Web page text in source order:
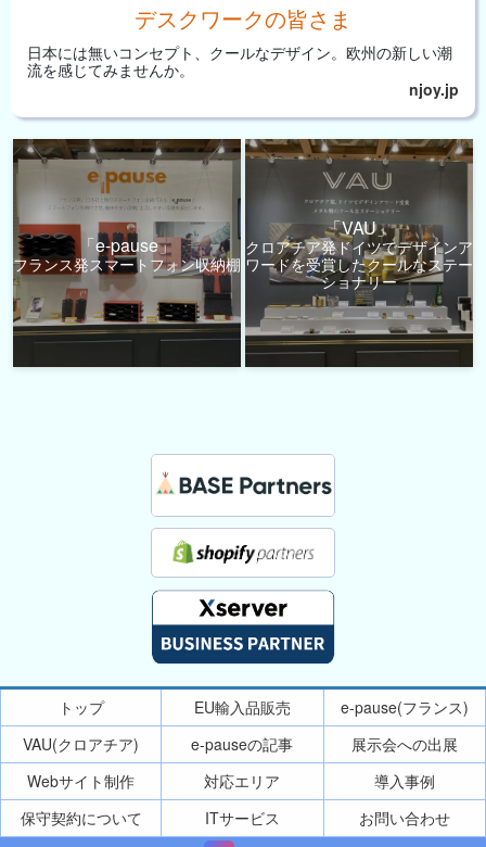
デスクワークの皆さま
日本には無いコンセプト、 クールなデザイン。 欧州の新しい潮
流を感じてみませんか。
njoy.jp
「e-pause」
フランス発スマートフォン収納棚
「VAU」
クロアチア発ドイツでデザインア
ワードを受賞したクールなステー
ショナリー
トップ EU輸入品販売
e-pause(フランス)
VAU(クロアチア)
e-pauseの記事
展示会への出展
Webサイト制作
対応エリア
導入事例
保守契約について
ITサービス お問い合わせ